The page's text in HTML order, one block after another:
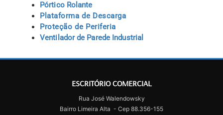
Pórtico Rolante
Plataforma de Descarga
Proteção de Periferia
Ventilador de Parede Industrial
ESCRITÓRIO COMERCIAL
Rua José Walendowsky
Bairro Limeira Alta - Cep 88.356-155